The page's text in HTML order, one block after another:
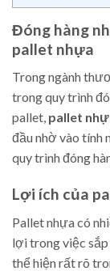
Đóng hàng
pallet nhựa
Trong ngành
trong quy trình
pallet, pallet
đầu nhờ vào tính
quy trình đóng
Lợi ích của
Pallet nhựa có
lợi trong việc
thể hiện rất rõ